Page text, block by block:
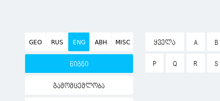
GEO RUS ENG ABH MISC
წიგნი
გამომცემლობა
ᲧᲕᲔᲚᲐ A B
P Q R S